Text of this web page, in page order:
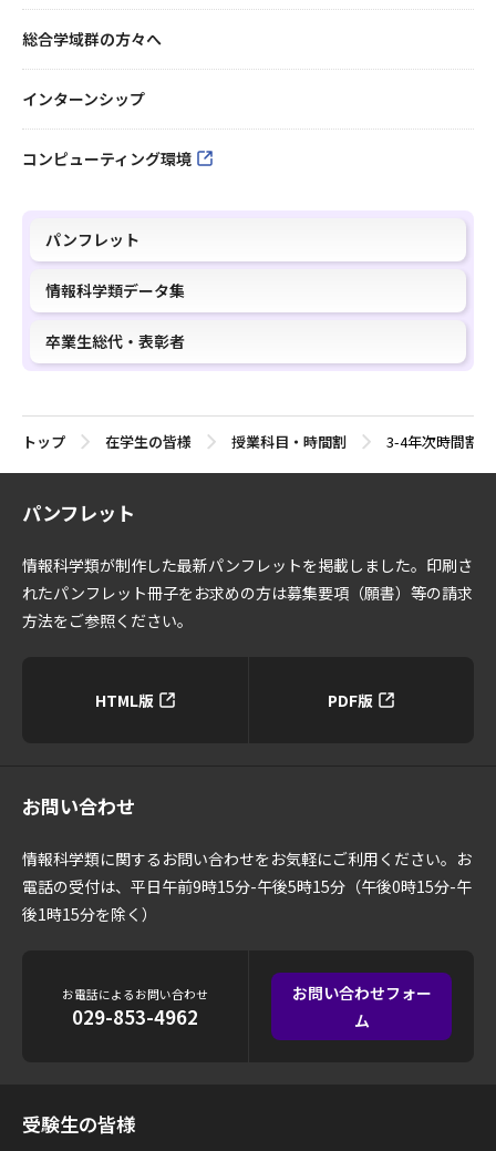
総合学域群の方々へ
インターンシップ
コンピューティング環境
パンフレット
情報科学類データ集
卒業生総代・表彰者
トップ 在学生の皆様 授業科目・時間割 3-4年次時間割
パンフレット
情報科学類が制作した最新パンフレットを掲載しました。印刷さ
れたパンフレット冊子をお求めの方は募集要項（願書）等の請求
方法をご参照ください。
HTML版 PDF版
お問い合わせ
情報科学類に関するお問い合わせをお気軽にご利用ください。お
電話の受付は、平日午前9時15分-午後5時15分（午後0時15分-午
後1時15分を除く）
お電話によるお問い合わせ
029-853-4962
お問い合わせフォー
ム
受験生の皆様